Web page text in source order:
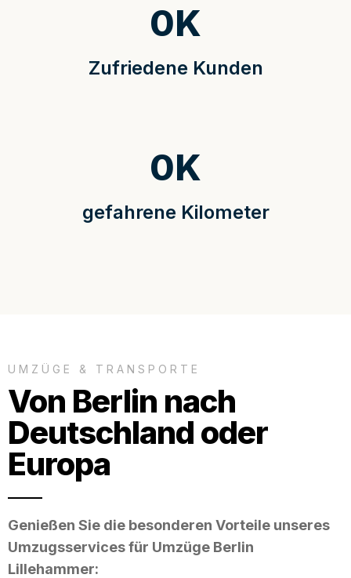
Zufriedene Kunden
0K
gefahrene Kilometer
0K
UMZÜGE & TRANSPORTE
Von Berlin nach
Deutschland oder
Europa
Genießen Sie die besonderen Vorteile unseres
Umzugsservices für Umzüge Berlin
Lillehammer: